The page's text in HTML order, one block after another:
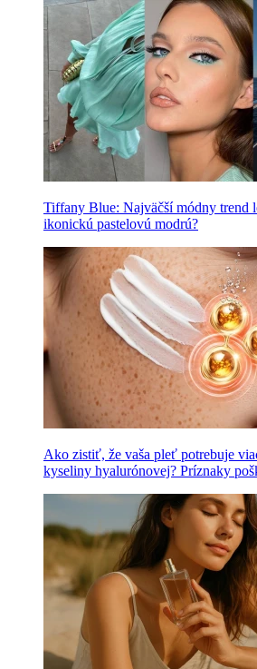
Tiffany Blue: Najväčší módny trend
ikonickú pastelovú modrú?
Ako zistiť, že vaša pleť potrebuje
kyseliny hyalurónovej? Príznaky